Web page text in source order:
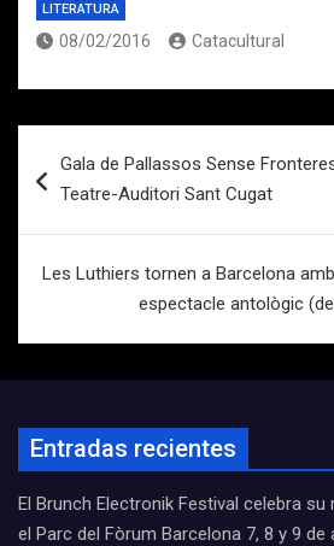
LITERATURA
08/02/2016 Catacultural
de
Gala de Pallassos Sense
Teatre-Auditori Sant Cugat
Les Luthiers tornen a Barcelona
espectacle antològic
Entradas recientes
El Brunch Electronik Festival celebra
el Parc del Fòrum Barcelona 7, 8 y 9 de